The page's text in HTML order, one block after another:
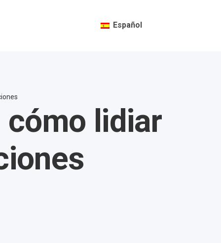
Español
lidiar